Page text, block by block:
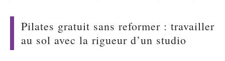
Pilates gratuit sans reformer : travailler
au sol avec la rigueur d’un studio